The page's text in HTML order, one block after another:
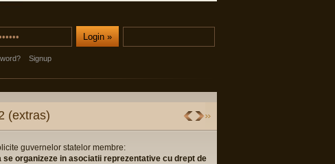
Signup
cu drept de